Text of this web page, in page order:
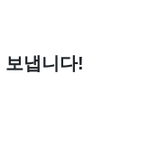
냅니다!